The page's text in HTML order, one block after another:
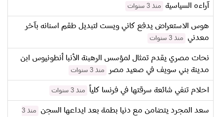
آراءه السياسية
منذ 3 سنوات
هوس الاستعراض يدفع كاني ويست لتبديل طقم اسنانه بآخر
معدني
منذ 3 سنوات
نحات مصري يقدم تمثال لمؤسس الرهبنة الأنبا أنطونيوس ابن
مدينة بني سويف في صعيد مصر
منذ 3 سنوات
احلام تنفي شائعة سرقتها في فرنسا كلياً منذ 3 سنوات
سعد المجرد يتضامن مع دنيا بطمة بعد ايداعها السجن
منذ 3